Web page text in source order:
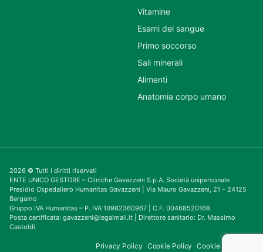
Vitamine
Esami del sangue
Primo soccorso
Sali minerali
Alimenti
Anatomia corpo umano
2026 © Tutti i diritti riservati
ENTE UNICO GESTORE – Cliniche Gavazzeni S.p.A. Società unipersonale
Presidio Ospedaliero Humanitas Gavazzeni | Via Mauro Gavazzeni, 21 – 24125
Bergamo
Gruppo IVA Humanitas – P. IVA 10982360967 | C.F. 00468520168
Posta certificata: gavazzeni@legalmail.it | Direttore sanitario: Dr. Massimo
Castoldi
Privacy Policy Cookie Policy Cookie Consent